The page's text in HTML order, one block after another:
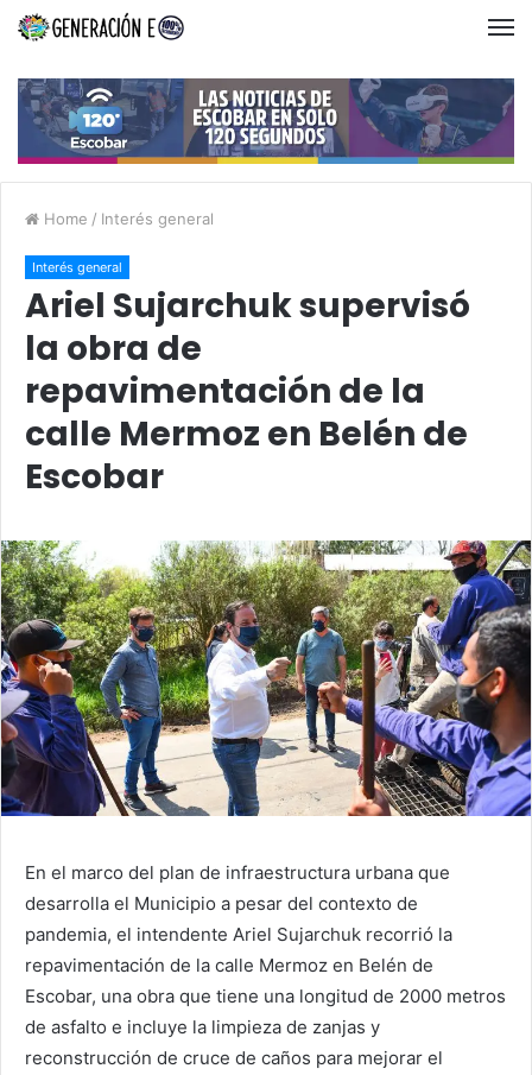
Home / Interés general
Interés general
Ariel Sujarchuk supervisó
la obra de
repavimentación de la
calle Mermoz en Belén de
Escobar
En el marco del plan de infraestructura urbana que
desarrolla el Municipio a pesar del contexto de
pandemia, el intendente Ariel Sujarchuk recorrió la
repavimentación de la calle Mermoz en Belén de
Escobar, una obra que tiene una longitud de 2000 metros
de asfalto e incluye la limpieza de zanjas y
reconstrucción de cruce de caños para mejorar el